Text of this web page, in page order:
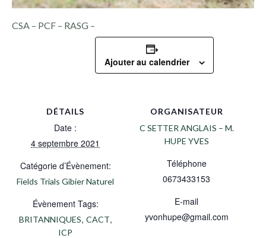
CSA – PCF – RASG –
Ajouter au calendrier
DÉTAILS
Date :
4 septembre 2021
Catégorie d’Évènement:
Fields Trials Gibier Naturel
Évènement Tags:
BRITANNIQUES, CACT,
ICP
ORGANISATEUR
C SETTER ANGLAIS – M.
HUPE YVES
Téléphone
0673433153
E-mail
yvonhupe@gmail.com